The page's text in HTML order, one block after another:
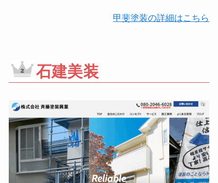
甲斐塗装の詳細はこちら
石建美装